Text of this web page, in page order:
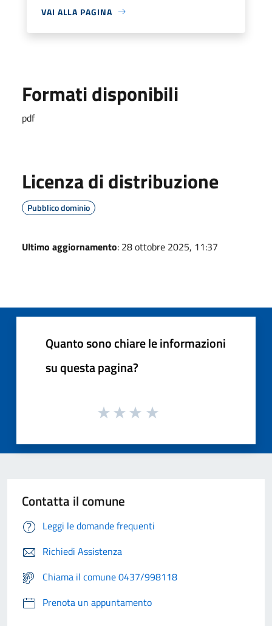
VAI ALLA PAGINA
Formati disponibili
pdf
Licenza di distribuzione
Pubblico dominio
Ultimo aggiornamento: 28 ottobre 2025, 11:37
Quanto sono chiare le informazioni
su questa pagina?
Contatta il comune
Leggi le domande frequenti
Richiedi Assistenza
Chiama il comune 0437/998118
Prenota un appuntamento